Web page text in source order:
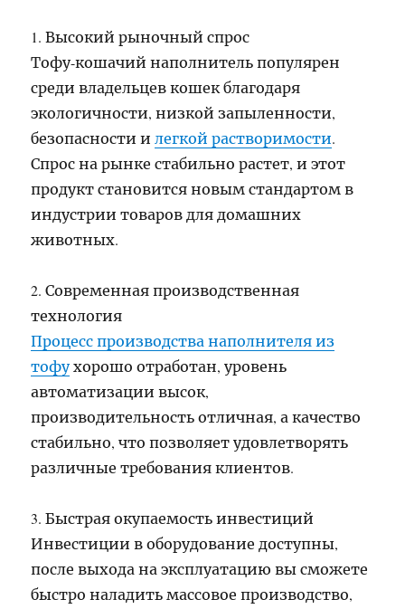
1. Высокий рыночный спрос
Тофу-кошачий наполнитель популярен
среди владельцев кошек благодаря
экологичности, низкой запыленности,
безопасности и легкой растворимости.
Спрос на рынке стабильно растет, и этот
продукт становится новым стандартом в
индустрии товаров для домашних
животных.
2. Современная производственная
технология
Процесс производства наполнителя из
тофухорошо отработан, уровень
автоматизации высок,
производительность отличная, а качество
стабильно, что позволяет удовлетворять
различные требования клиентов.
3. Быстрая окупаемость инвестиций
Инвестиции в оборудование доступны,
после выхода на эксплуатацию вы сможете
быстро наладить массовое производство,